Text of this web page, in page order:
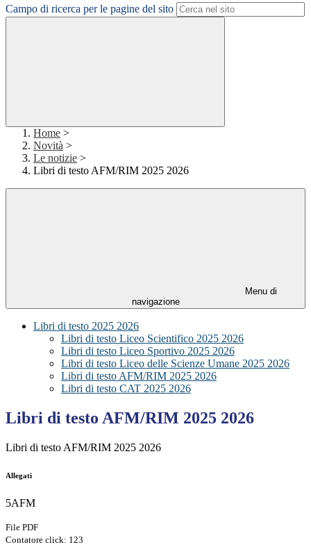
Campo di ricerca per le pagine del sito
Home >
Novità >
Le notizie >
Libri di testo AFM/RIM 2025 2026
Menu di
navigazione
Libri di testo 2025 2026
Libri di testo Liceo Scientifico 2025 2026
Libri di testo Liceo Sportivo 2025 2026
Libri di testo Liceo delle Scienze Umane 2025 2026
Libri di testo AFM/RIM 2025 2026
Libri di testo CAT 2025 2026
Libri di testo AFM/RIM 2025 2026
Libri di testo AFM/RIM 2025 2026
Allegati
5AFM
File PDF
Contatore click: 123